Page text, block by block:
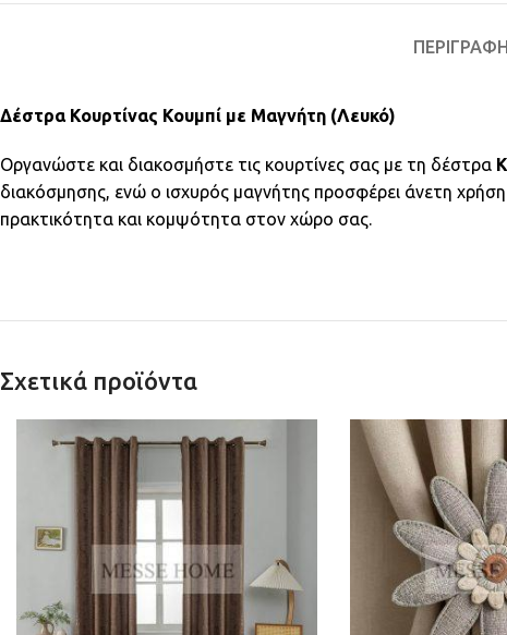
ΠΕΡΙΓΡΑΦΉ
Δέστρα Κουρτίνας Κουμπί με Μαγνήτη (Λευκό)
Οργανώστε και διακοσμήστε τις κουρτίνες σας με τη δέστρα
διακόσμησης, ενώ ο ισχυρός μαγνήτης προσφέρει άνετη
πρακτικότητα και κομψότητα στον χώρο σας.
Σχετικά προϊόντα